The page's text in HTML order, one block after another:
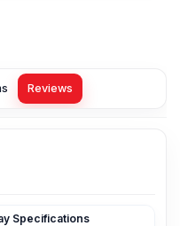
Reviews
Specifications